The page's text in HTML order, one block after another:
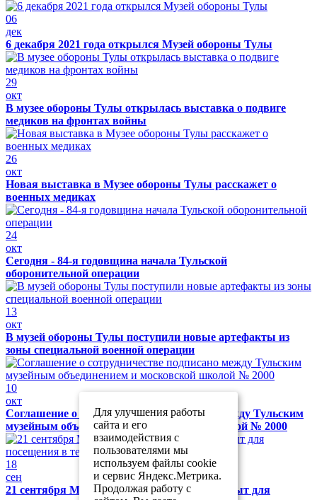
06
дек
6 декабря 2021 года открылся Музей обороны Тулы
29
окт
В музее обороны Тулы открылась выставка о подвиге
медиков на фронтах войны
26
окт
Новая выставка в Музее обороны Тулы расскажет о
военных медиках
24
окт
Сегодня - 84-я годовщина начала Тульской
оборонительной операции
13
окт
В музей обороны Тулы поступили новые артефакты из
зоны специальной военной операции
10
окт
Соглашение о сотрудничестве подписано между Тульским
музейным объединением и московской школой № 2000
18
сен
21 сентября Музей обороны Тулы будет закрыт для
Для улучшения работы
сайта и его
взаимодействия с
пользователями мы
используем файлы cookie
и сервис Яндекс.Метрика.
Продолжая работу с